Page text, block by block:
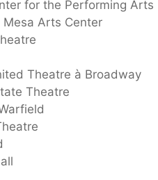
for the Performing Arts
Mesa Arts Center
Theatre à Broadway
Theatre